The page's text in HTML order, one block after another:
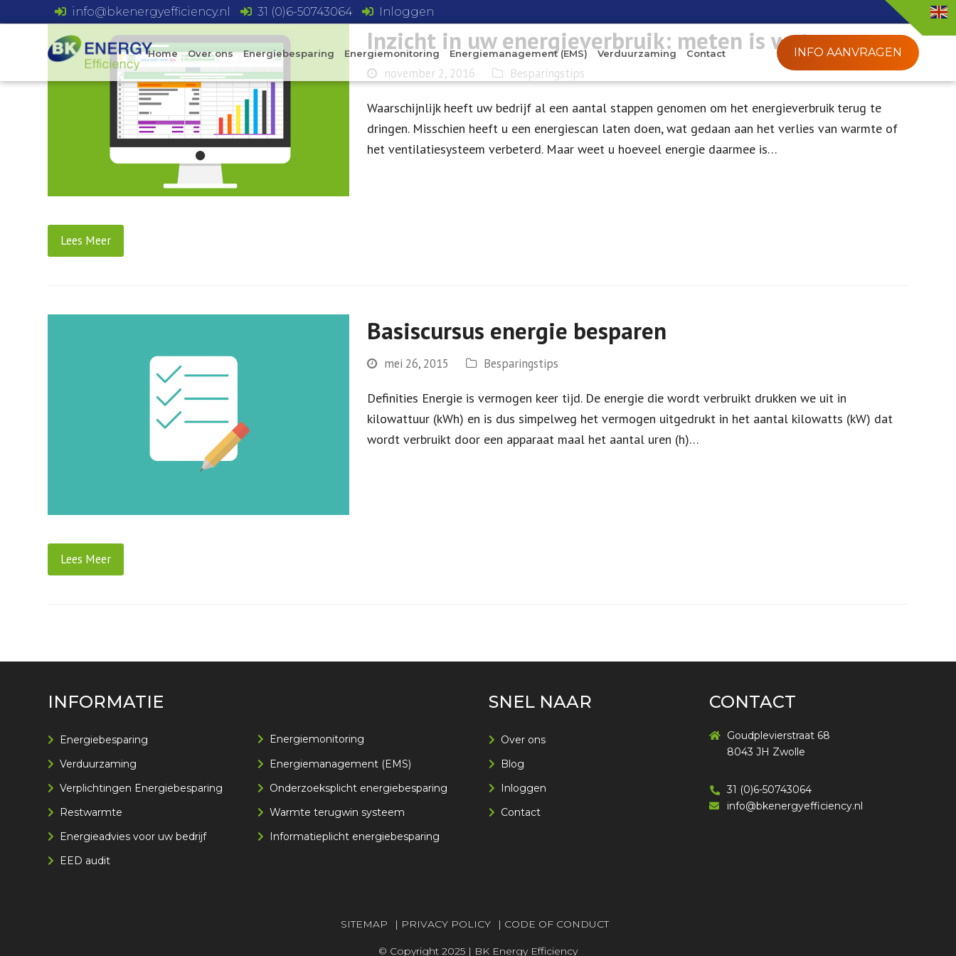
info@bkenergyefficiency.nl 31 (0)6-50743064 Inloggen
Home Over ons Energiebesparing Energiemonitoring Energiemanagement (EMS) Verduurzaming Contact INFO AANVRAGEN
Inzicht in uw energieverbruik: meten is weten
november 2, 2016 Besparingstips
Waarschijnlijk heeft uw bedrijf al een aantal stappen genomen om het energieverbruik terug te
dringen. Misschien heeft u een energiescan laten doen, wat gedaan aan het verlies van warmte of
het ventilatiesysteem verbeterd. Maar weet u hoeveel energie daarmee is…
Lees Meer
Basiscursus energie besparen
mei 26, 2015 Besparingstips
Definities Energie is vermogen keer tijd. De energie die wordt verbruikt drukken we uit in
kilowattuur (kWh) en is dus simpelweg het vermogen uitgedrukt in het aantal kilowatts (kW) dat
wordt verbruikt door een apparaat maal het aantal uren (h)…
Lees Meer
INFORMATIE
Energiebesparing
Energiemonitoring
Verduurzaming
Energiemanagement (EMS)
Verplichtingen Energiebesparing
Onderzoeksplicht energiebesparing
Restwarmte
Warmte terugwin systeem
Energieadvies voor uw bedrijf
Informatieplicht energiebesparing
EED audit
SNEL NAAR
Over ons
Blog
Inloggen
Contact
CONTACT
Goudplevierstraat 68
8043 JH Zwolle
31 (0)6-50743064
info@bkenergyefficiency.nl
SITEMAP | PRIVACY POLICY | CODE OF CONDUCT
© Copyright 2025 | BK Energy Efficiency